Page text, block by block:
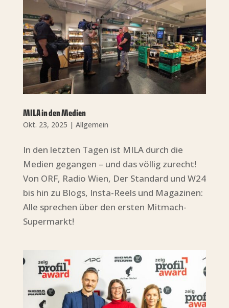
MILA in den Medien
Okt. 23, 2025 | Allgemein
In den letzten Tagen ist MILA durch die
Medien gegangen – und das völlig zurecht!
Von ORF, Radio Wien, Der Standard und W24
bis hin zu Blogs, Insta-Reels und Magazinen:
Alle sprechen über den ersten Mitmach-
Supermarkt!